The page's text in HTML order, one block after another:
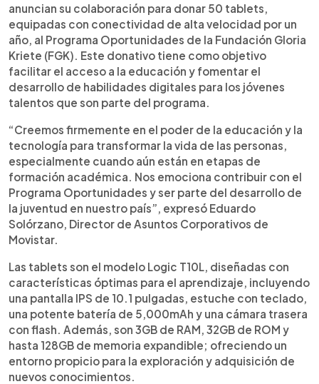
anuncian su colaboración para donar 50 tablets,
equipadas con conectividad de alta velocidad por un
año, al Programa Oportunidades de la Fundación Gloria
Kriete (FGK). Este donativo tiene como objetivo
facilitar el acceso a la educación y fomentar el
desarrollo de habilidades digitales para los jóvenes
talentos que son parte del programa.
“Creemos firmemente en el poder de la educación y la
tecnología para transformar la vida de las personas,
especialmente cuando aún están en etapas de
formación académica. Nos emociona contribuir con el
Programa Oportunidades y ser parte del desarrollo de
la juventud en nuestro país”, expresó Eduardo
Solórzano, Director de Asuntos Corporativos de
Movistar.
Las tablets son el modelo Logic T10L, diseñadas con
características óptimas para el aprendizaje, incluyendo
una pantalla IPS de 10.1 pulgadas, estuche con teclado,
una potente batería de 5,000mAh y una cámara trasera
con flash. Además, son 3GB de RAM, 32GB de ROM y
hasta 128GB de memoria expandible; ofreciendo un
entorno propicio para la exploración y adquisición de
nuevos conocimientos.